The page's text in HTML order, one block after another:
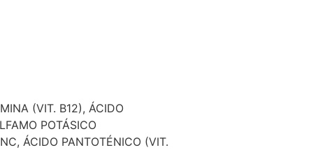
(VIT. B12), ÁCIDO
POTÁSICO
ÁCIDO PANTOTÉNICO (VIT.